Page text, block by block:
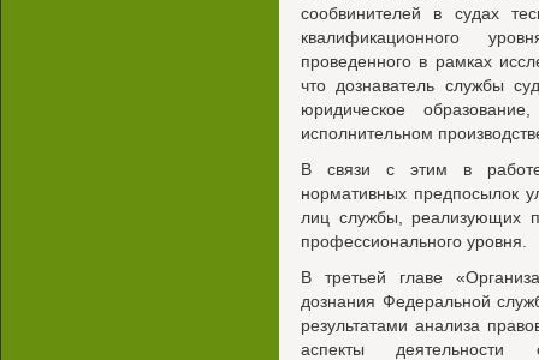
сообвинителей в судах
квалификационного
проведенного в рамках
что дознаватель службы
юридическое
исполнительном
В связи с этим в работе
нормативных предпосылок
лиц службы, реализующих
профессионального уровня.
В третьей главе
дознания Федеральной
результатами анализа
аспекты